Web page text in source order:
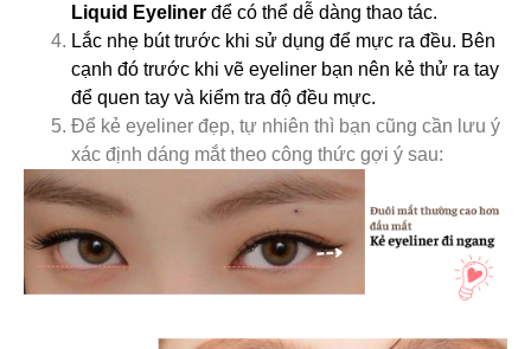
Liquid Eyeliner để có thể dễ dàng thao tác.
Lắc nhẹ bút trước khi sử dụng để mực ra đều. Bên
cạnh đó trước khi vẽ eyeliner bạn nên kẻ thử ra tay
để quen tay và kiểm tra độ đều mực.
Để kẻ eyeliner đẹp, tự nhiên thì bạn cũng cần lưu ý
xác định dáng mắt theo công thức gợi ý sau: